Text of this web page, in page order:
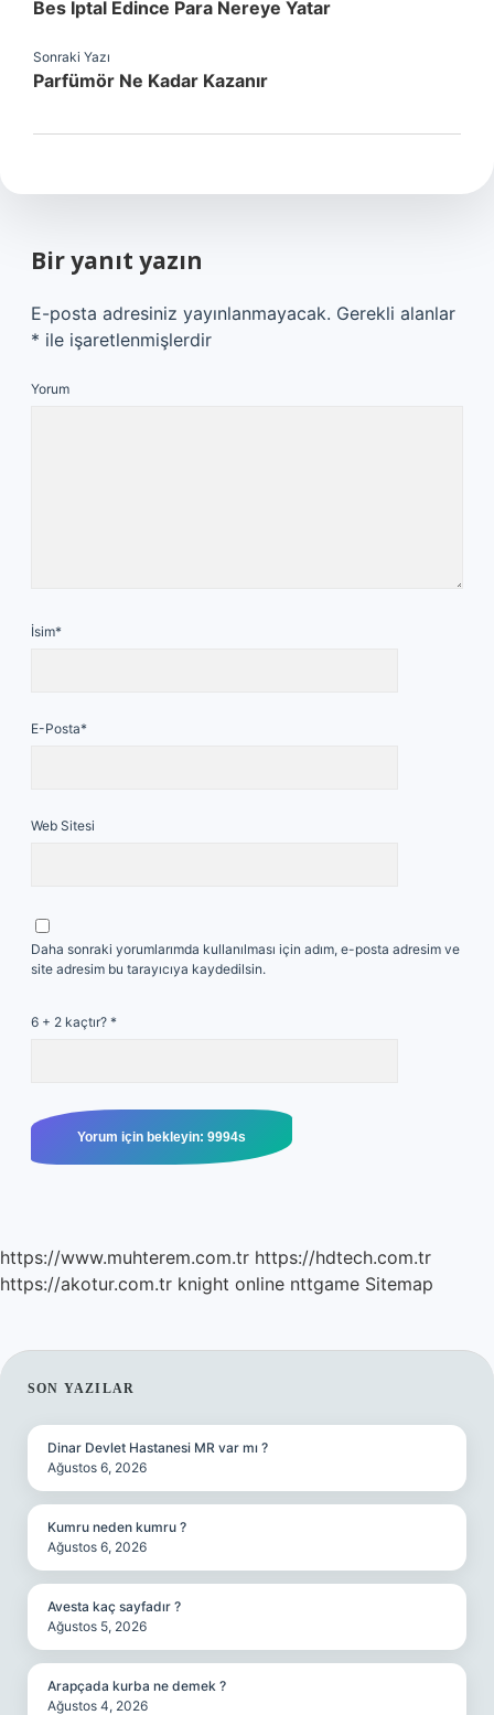
Bes Iptal Edince Para Nereye Yatar
Sonraki Yazı
Parfümör Ne Kadar Kazanır
Bir yanıt yazın
E-posta adresiniz yayınlanmayacak. Gerekli alanlar
* ile işaretlenmişlerdir
Yorum
İsim*
E-Posta*
Web Sitesi
Daha sonraki yorumlarımda kullanılması için adım, e-posta adresim ve
site adresim bu tarayıcıya kaydedilsin.
6 + 2 kaçtır? *
https://www.muhterem.com.tr https://hdtech.com.tr
https://akotur.com.tr knight online nttgame Sitemap
SIDEBAR
SON YAZILAR
Dinar Devlet Hastanesi MR var mı ?
Ağustos 6, 2026
Kumru neden kumru ?
Ağustos 6, 2026
Avesta kaç sayfadır ?
Ağustos 5, 2026
Arapçada kurba ne demek ?
Ağustos 4, 2026